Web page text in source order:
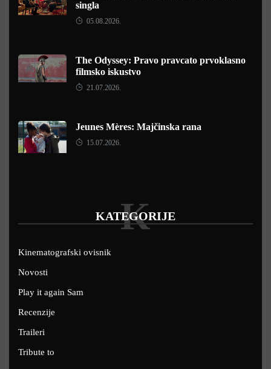
singla
05.08.2026.
The Odyssey: Pravo pravcato prvoklasno
filmsko iskustvo
21.07.2026.
Jeunes Mères: Majčinska rana
15.07.2026.
KATEGORIJE
K
Kinematografski ovisnik
Novosti
Play it again Sam
Recenzije
Traileri
Tribute to